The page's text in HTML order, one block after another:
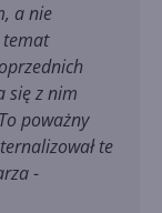
a nie
się z nim
poważny
te
-